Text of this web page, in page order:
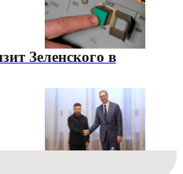
Зеленского в